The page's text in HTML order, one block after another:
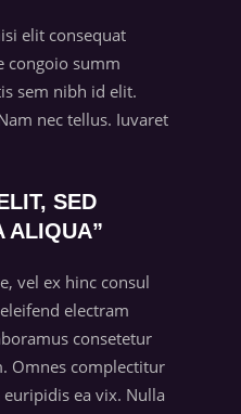
elit consequat
congoio summ
sem nibh id elit.
nec tellus. Iuvaret
SED
ALIQUA”
vel ex hinc consul
electram
consetetur
Omnes complectitur
ea vix. Nulla